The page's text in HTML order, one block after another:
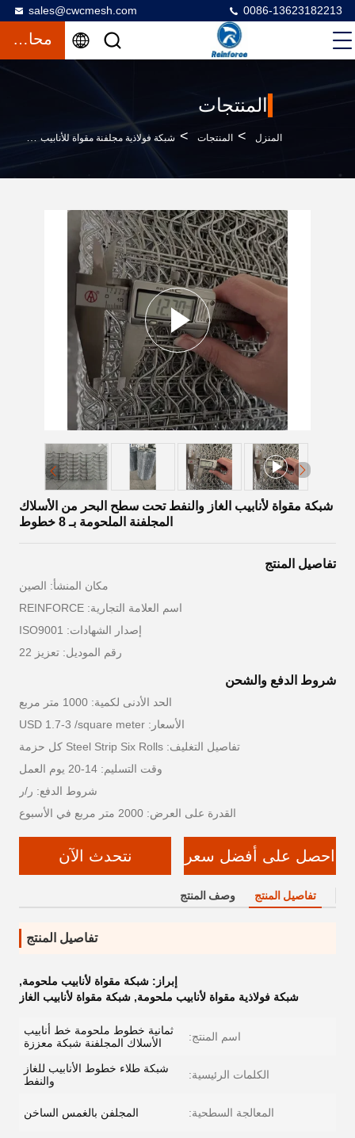
sales@cwcmesh.com 0086-13623182213
محادثة
المنتجات
المنزل > المنتجات > شبكة فولاذية مجلفنة مقواة للأنابيب >
شبكة مقواة لأنابيب الغاز والنفط تحت سطح البحر من الأسلاك
المجلفنة الملحومة بـ 8 خطوط
تفاصيل المنتج
مكان المنشأ: الصين
اسم العلامة التجارية: REINFORCE
إصدار الشهادات: ISO9001
رقم الموديل: تعزيز 22
شروط الدفع والشحن
الحد الأدنى لكمية: 1000 متر مربع
الأسعار: USD 1.7-3 /square meter
تفاصيل التغليف: Steel Strip Six Rolls كل حزمة
وقت التسليم: 14-20 يوم العمل
شروط الدفع: ر/ر
القدرة على العرض: 2000 متر مربع في الأسبوع
احصل على أفضل سعر نتحدث الآن
تفاصيل المنتج وصف المنتج
تفاصيل المنتج
إبراز: شبكة مقواة لأنابيب ملحومة,
شبكة فولاذية مقواة لأنابيب ملحومة, شبكة مقواة لأنابيب الغاز
اسم المنتج:
ثمانية خطوط ملحومة خط أنابيب
الأسلاك المجلفنة شبكة معززة
الكلمات الرئيسية:
شبكة طلاء خطوط الأنابيب للغاز
والنفط
المعالجة السطحية: المجلفن بالغمس الساخن